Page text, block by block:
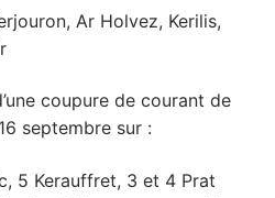
Ar Holvez, Kerilis,
coupure de courant de
septembre sur :
5 Kerauffret, 3 et 4 Prat